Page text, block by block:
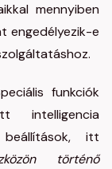
mennyiben
engedélyezik-e
funkciók
intelligencia
itt
történő